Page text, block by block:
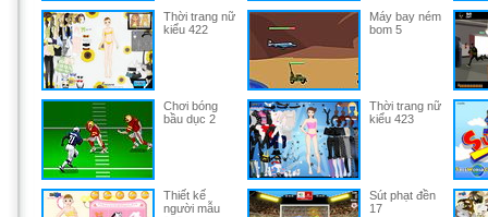
Thời trang nữ
kiểu 422
Máy bay ném
bom 5
Chơi bóng
bầu dục 2
Thời trang nữ
kiểu 423
Thiết kế
người mẫu
Sút phạt đền
17